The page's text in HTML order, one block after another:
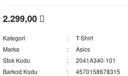
2.299,00
Kategori
T-Shirt
Marka
Asics
Stok Kodu
2041A340-101
Barkod Kodu
4570158678315